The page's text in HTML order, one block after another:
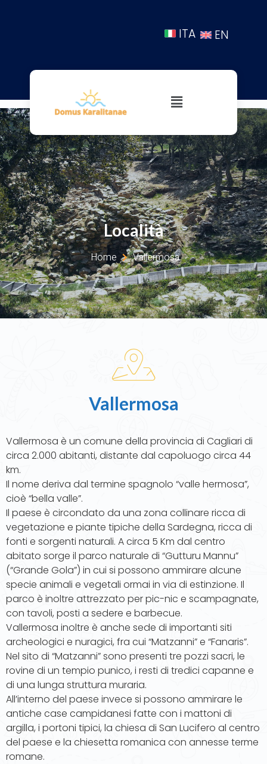
ITA EN
Località
Home Vallermosa
Vallermosa
Vallermosa è un comune della provincia di Cagliari di
circa 2.000 abitanti, distante dal capoluogo circa 44
km.
Il nome deriva dal termine spagnolo “valle hermosa”,
cioè “bella valle”.
Il paese è circondato da una zona collinare ricca di
vegetazione e piante tipiche della Sardegna, ricca di
fonti e sorgenti naturali. A circa 5 Km dal centro
abitato sorge il parco naturale di “Gutturu Mannu”
(“Grande Gola”) in cui si possono ammirare alcune
specie animali e vegetali ormai in via di estinzione. Il
parco è inoltre attrezzato per pic-nic e scampagnate,
con tavoli, posti a sedere e barbecue.
Vallermosa inoltre è anche sede di importanti siti
archeologici e nuragici, fra cui “Matzanni” e “Fanaris”.
Nel sito di “Matzanni” sono presenti tre pozzi sacri, le
rovine di un tempio punico, i resti di tredici capanne e
di una lunga struttura muraria.
All’interno del paese invece si possono ammirare le
antiche case campidanesi fatte con i mattoni di
argilla, i portoni tipici, la chiesa di San Lucifero al centro
del paese e la chiesetta romanica con annesse terme
romane.